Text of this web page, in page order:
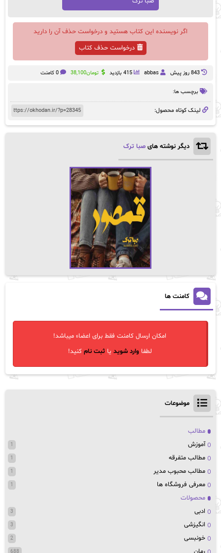
اگر نویسنده این کتاب هستید و درخواست حذف آن را دارید
درخواست حذف کتاب
843 روز پيش abbas 415 بازدید تومان38,100 0 کامنت
برچسب ها:
لینک کوتاه محصول:
دیگر نوشته های صبا ترک
کامنت ها
امکان ارسال کامنت فقط برای اعضاء میباشد!
لطفاوارد شوید یاثبت نام کنید!
موضوعات
مطالب
آموزش
1
مطالب متفرقه 1
مطالب محبوب مدیر 1
معرفی فروشگاه ها 1
محصولات
ادبی
3
انگیزشی 3
خونبسی 2